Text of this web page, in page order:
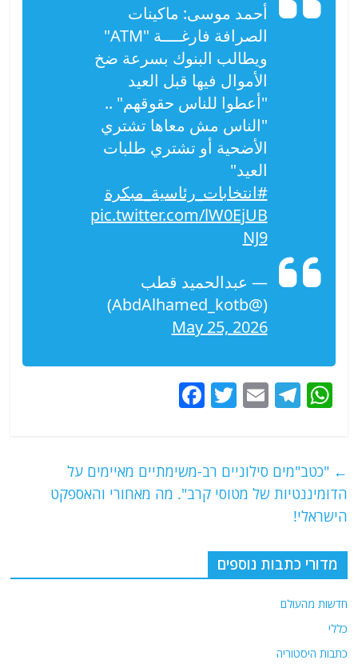
أحمد موسى: ماكينات
الصرافة فارغــــة "ATM"
ويطالب البنوك بسرعة ضخ
الأموال فيها قبل العيد
"أعطوا للناس حقوقهم" ..
"الناس مش معاها تشتري
الأضحية أو تشتري طلبات
العيد"
#انتخابات_رئاسية_مبكرة
pic.twitter.com/lW0EjUB
NJ9
— عبدالحميد قطب
(@AbdAlhamed_kotb)
May 25, 2026
W
s
A
p
p
T
g
ra
E
l
T
er
e
b
k
← "כטב"מים סילוניים רב-משימתיים מאיימים על
הדומיננטיות של מטוסי קרב". מה מאחורי והאספקט
הישראלי!
מדורי כתבות נוספים
חדשות מהעולם
כללי
כתבות היסטוריה